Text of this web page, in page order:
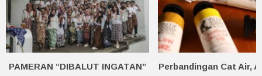
PAMERAN “DIBALUT INGATAN”
Perbandingan Cat Air,